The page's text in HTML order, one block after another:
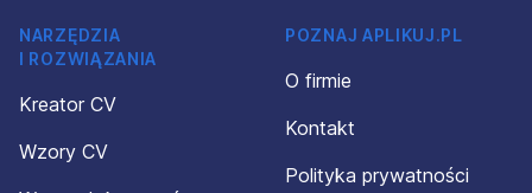
NARZĘDZIA
I ROZWIĄZANIA
Kreator CV
Wzory CV
POZNAJ APLIKUJ.PL
O firmie
Kontakt
Polityka prywatności